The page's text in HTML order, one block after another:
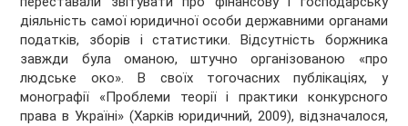
діяльність самої юридичної особи державними органами
податків, зборів і статистики. Відсутність боржника
завжди була оманою, штучно організованою «про
людське око». В своїх тогочасних публікаціях, у
монографії «Проблеми теорії і практики конкурсного
права в Україні» (Харків юридичний, 2009), відзначалося,